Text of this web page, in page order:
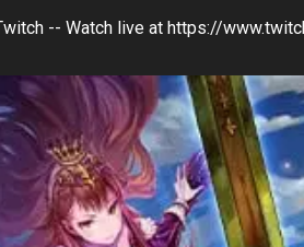
-- Watch live at https://